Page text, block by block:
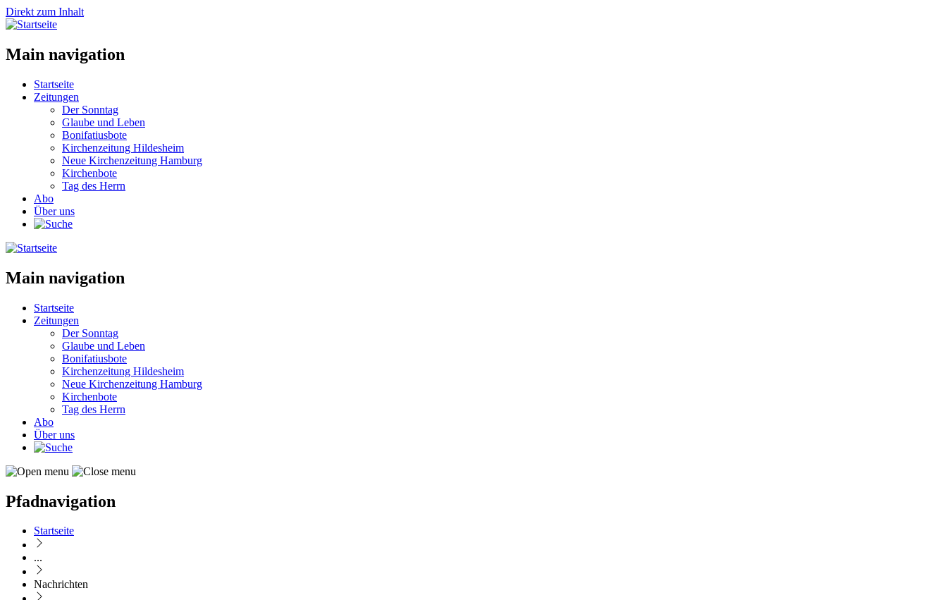
Direkt zum Inhalt
Main navigation
Startseite
Zeitungen
Der Sonntag
Glaube und Leben
Bonifatiusbote
Kirchenzeitung Hildesheim
Neue Kirchenzeitung Hamburg
Kirchenbote
Tag des Herrn
Abo
Über uns
Main navigation
Startseite
Zeitungen
Der Sonntag
Glaube und Leben
Bonifatiusbote
Kirchenzeitung Hildesheim
Neue Kirchenzeitung Hamburg
Kirchenbote
Tag des Herrn
Abo
Über uns
Pfadnavigation
Startseite
...
Nachrichten